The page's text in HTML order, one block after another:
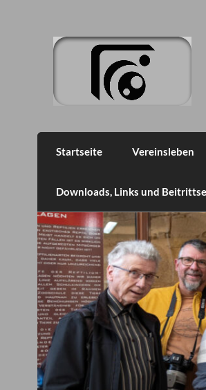
Startseite Vereinsleben
Downloads, Links und